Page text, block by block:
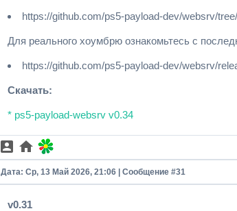
https://github.com/ps5-payload-dev/websrv/
Для реального хоумбрю ознакомьтесь с
https://github.com/ps5-payload-dev/websrv/
Скачать:
* ps5-payload-websrv v0.34
Дата: Ср, 13 Май 2026, 21:06 | Сообщение #31
v0.31